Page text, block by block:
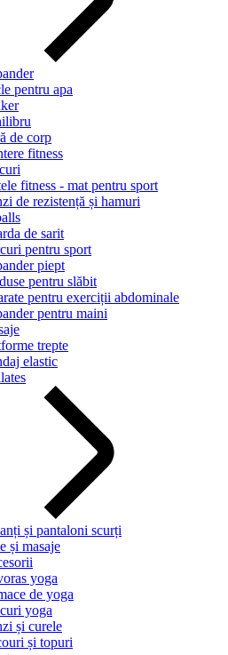
pentru apa
de corp
fitness
fitness - mat pentru sport
de rezistență și hamuri
de sarit
pentru sport
piept
pentru slăbit
pentru exerciții abdominale
pentru maini
trepte
elastic
și pantaloni scurți
și masaje
yoga
de yoga
yoga
și curele
și topuri